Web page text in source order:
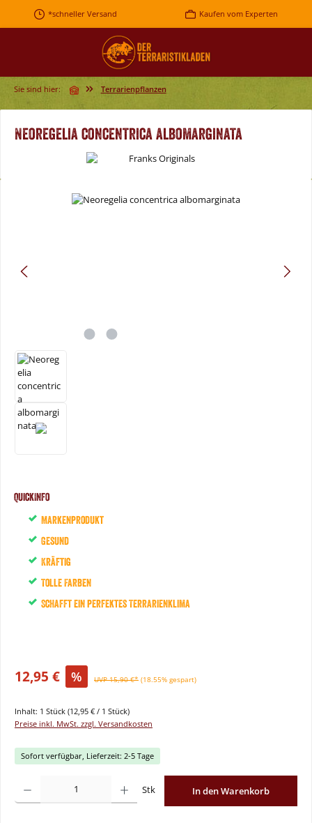
Zum Hauptinhalt springen
*schneller Versand Kaufen vom Experten
Sie sind hier: Terrarienpflanzen
Neoregelia concentrica albomarginata
Bildergalerie überspringen
QuickInfo
Markenprodukt
Gesund
Kräftig
Tolle Farben
Schafft ein perfektes Terrarienklima
12,95 € % UVP 15,90 €* (18.55% gespart)
Inhalt: 1 Stück (12,95 € / 1 Stück)
Preise inkl. MwSt. zzgl. Versandkosten
Sofort verfügbar, Lieferzeit: 2-5 Tage
Stk In den Warenkorb